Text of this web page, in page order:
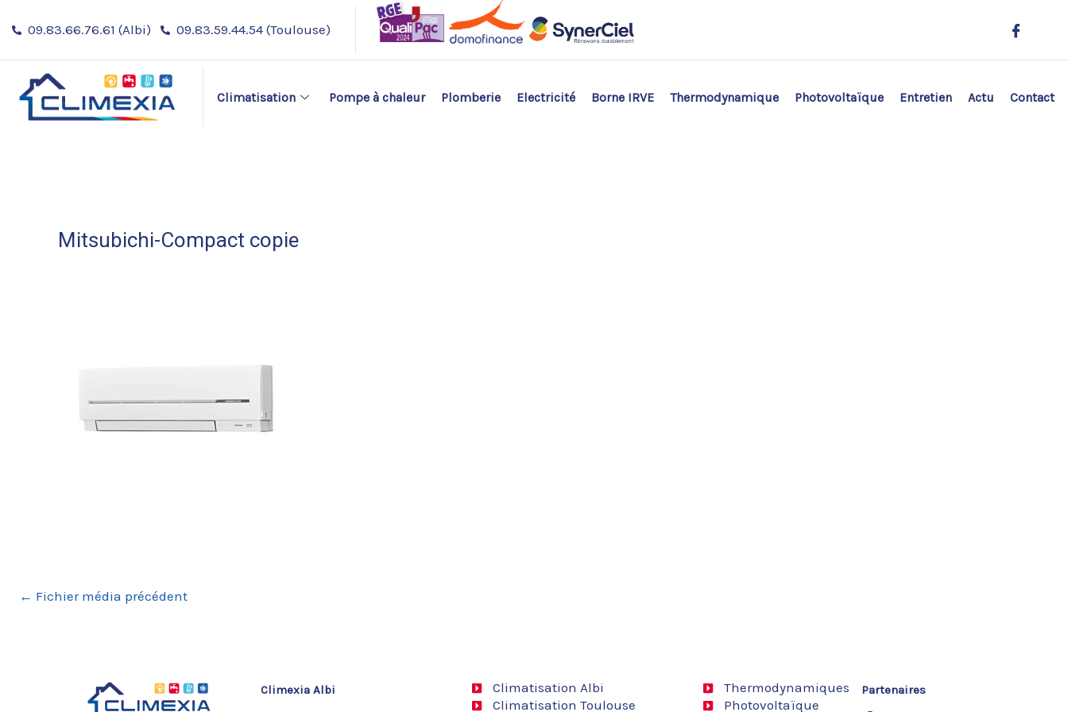
au
09.83.66.76.61 (Albi) 09.83.59.44.54 (Toulouse)
Climatisation Pompe à chaleur Plomberie Electricité Borne IRVE Thermodynamique Photovoltaïque Entretien Actu Contact
Mitsubichi-Compact copie
des
← Fichier média précédent
Climexia Albi
Climatisation Albi
Climatisation Toulouse
Thermodynamiques
Photovoltaïque
Partenaires